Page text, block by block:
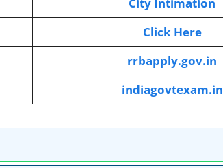
City Intimation
Click Here
rrbapply.gov.in
indiagovtexam.in